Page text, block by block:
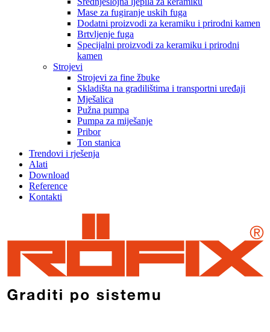
Mase za fugiranje uskih fuga
Dodatni proizvodi za keramiku i prirodni kamen
Brtvljenje fuga
Specijalni proizvodi za keramiku i prirodni
kamen
Strojevi
Strojevi za fine žbuke
Skladišta na gradilištima i transportni uređaji
Mješalica
Pužna pumpa
Pumpa za miješanje
Pribor
Ton stanica
Trendovi i rješenja
Alati
Download
Reference
Kontakti